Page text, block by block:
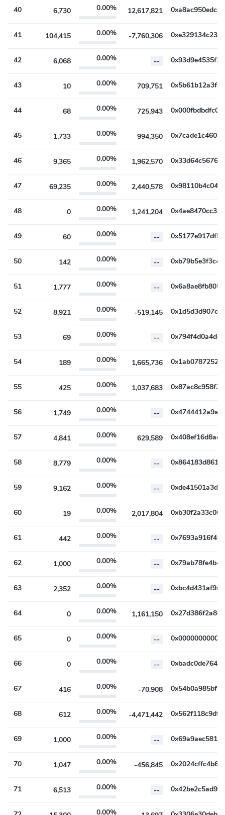
40 6,730 0.00% 12,617,821
41 104,415 0.00% -7,760,306
42 6,068 0.00% --
43 10 0.00% 709,751
44 68 0.00% 725,943
45 1,733 0.00% 994,350
46 9,365 0.00% 1,962,570
47 69,235 0.00% 2,440,578
48 0 0.00% 1,241,204
49 60 0.00% --
50 142 0.00% --
51 1,777 0.00% --
52 8,921 0.00% -519,145
53 69 0.00% --
54 189 0.00% 1,665,736
55 425 0.00% 1,037,683
56 1,749 0.00% --
57 4,841 0.00% 629,589
58 8,779 0.00% --
59 9,162 0.00% --
60 19 0.00% 2,017,804
61 442 0.00% --
62 1,000 0.00% --
63 2,352 0.00% --
64 0 0.00% 1,161,150
65 0 0.00% --
66 0 0.00% --
67 416 0.00% -70,908
68 612 0.00% -4,471,442
69 1,000 0.00% --
70 1,047 0.00% -456,845
71 6,513 0.00% --
0.00%